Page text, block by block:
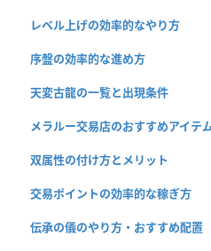
レベル上げの効率的なやり方
序盤の効率的な進め方
天変古龍の一覧と出現条件
メラルー交易店のおすすめアイテ
双属性の付け方とメリット
交易ポイントの効率的な稼ぎ方
伝承の儀のやり方・おすすめ配置